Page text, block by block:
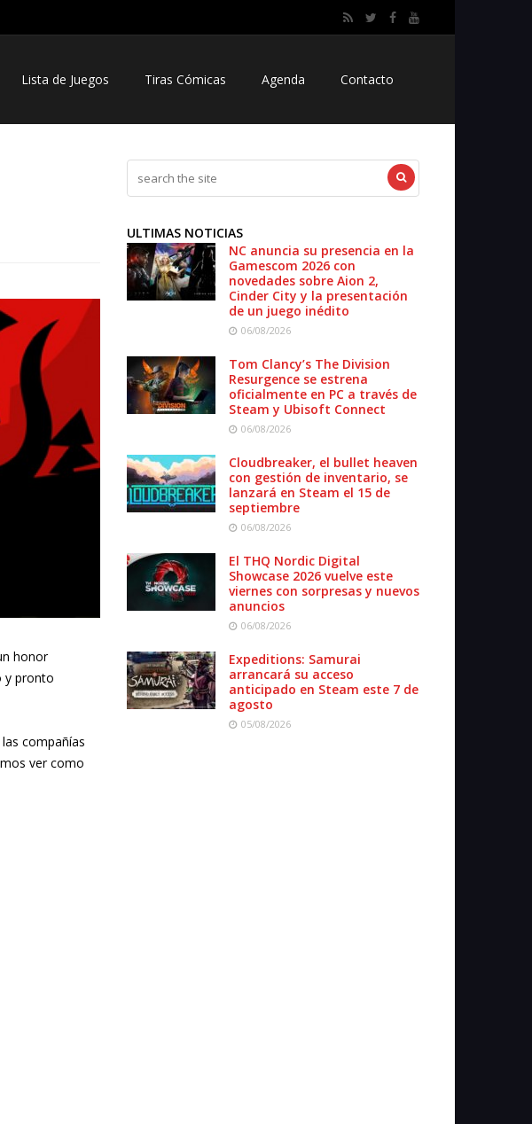
Lista de Juegos Tiras Cómicas Agenda Contacto
honor
y pronto
compañías
ver como
ULTIMAS NOTICIAS
NC anuncia su presencia en la
Gamescom 2026 con
novedades sobre Aion 2,
Cinder City y la presentación
de un juego inédito
06/08/2026
Tom Clancy’s The Division
Resurgence se estrena
oficialmente en PC a través de
Steam y Ubisoft Connect
06/08/2026
Cloudbreaker, el bullet heaven
con gestión de inventario, se
lanzará en Steam el 15 de
septiembre
06/08/2026
El THQ Nordic Digital
Showcase 2026 vuelve este
viernes con sorpresas y nuevos
anuncios
06/08/2026
Expeditions: Samurai
arrancará su acceso
anticipado en Steam este 7 de
agosto
05/08/2026